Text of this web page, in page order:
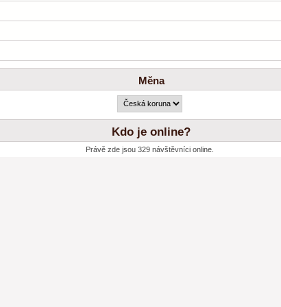
Měna
Kdo je online?
Právě zde jsou 329 návštěvníci online.